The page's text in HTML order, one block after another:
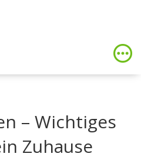
– Wichtiges
Zuhause